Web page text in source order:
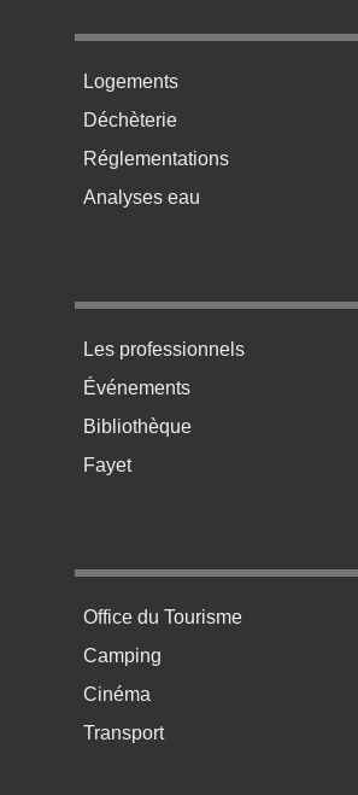
Menu pratique bas de page 2
Logements
Déchèterie
Réglementations
Analyses eau
Menu pratique bas de page 3
Les professionnels
Événements
Bibliothèque
Fayet
Menu pratique bas de page 4
Office du Tourisme
Camping
Cinéma
Transport